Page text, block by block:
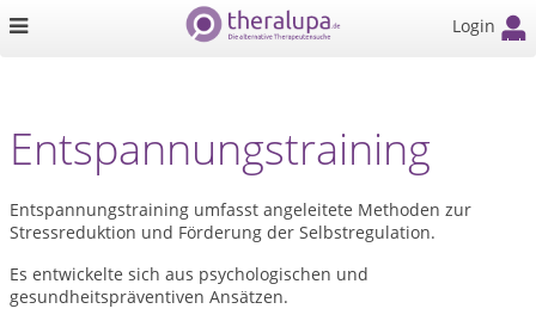
Login
Entspannungstraining
Entspannungstraining umfasst angeleitete Methoden zur
Stressreduktion und Förderung der Selbstregulation.
Es entwickelte sich aus psychologischen und
gesundheitspräventiven Ansätzen.